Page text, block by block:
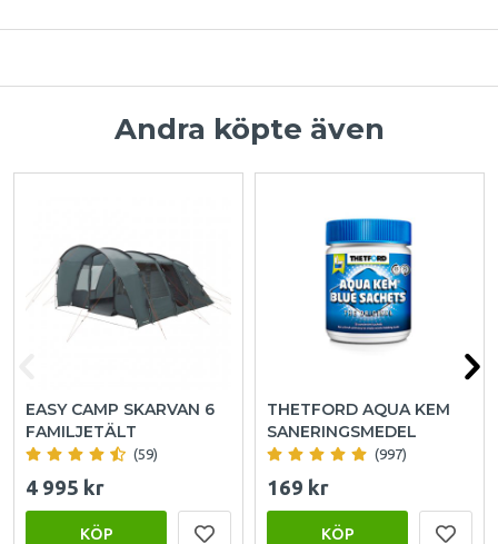
Andra köpte även
EASY CAMP SKARVAN 6
FAMILJETÄLT
(59)
4 995 kr
KÖP
THETFORD AQUA KEM
SANERINGSMEDEL
(997)
169 kr
KÖP